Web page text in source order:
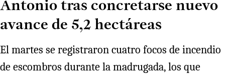
Antonio tras concretarse nuevo
avance de 5,2 hectáreas
El martes se registraron cuatro focos de incendio
de escombros durante la madrugada, los que